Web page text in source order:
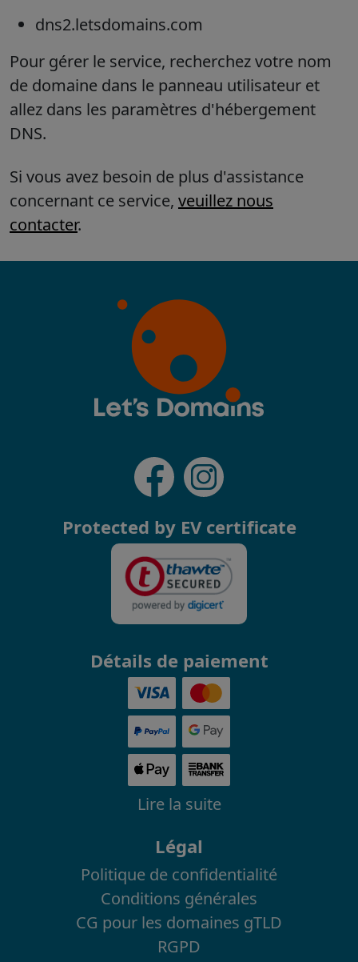
dns2.letsdomains.com
Pour gérer le service, recherchez votre nom
de domaine dans le panneau utilisateur et
allez dans les paramètres d'hébergement
DNS.
Si vous avez besoin de plus d'assistance
concernant ce service, veuillez nous
contacter.
Protected by EV certificate
Détails de paiement
Lire la suite
Légal
Politique de confidentialité
Conditions générales
CG pour les domaines gTLD
RGPD